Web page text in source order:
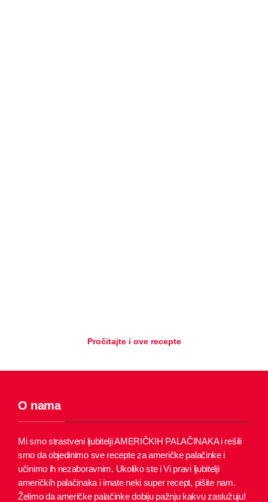
Pročitajte i ove recepte
O nama
Mi smo strastveni ljubitelji AMERIČKIH PALAČINAKA i rešili
smo da objedinimo sve recepte za američke palačinke i
učinimo ih nezaboravnim. Ukoliko ste i Vi pravi ljubitelji
američkih palačinaka i imate neki super recept, pišite nam.
Želimo da američke palačinke dobiju pažnju kakvu zaslužuju!